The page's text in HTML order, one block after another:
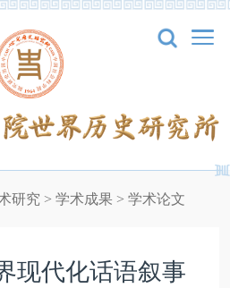
研究 > 学术成果 > 学术论文
现代化话语叙事